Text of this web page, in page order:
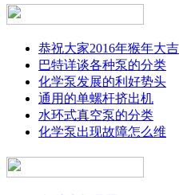
恭祝大家2016年猴年大吉
巴特详谈各种泵的分类
化学泵发展的利好势头
通用的单螺杆挤出机
水环式真空泵的分类
化学泵出现故障怎么维